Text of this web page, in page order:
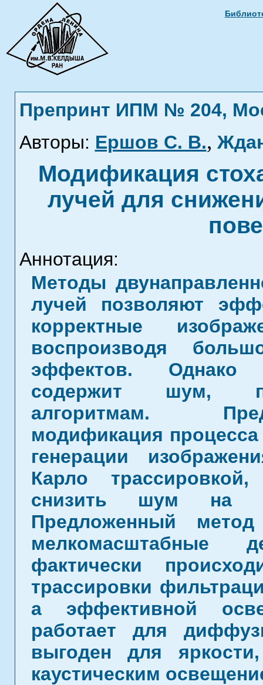
Препринт ИПМ № 204,
Авторы: Ершов С. В.,
Модификация
лучей для
Аннотация:
Методы
лучей позволяют
корректные
воспроизводя
эффектов. Однако
содержит шум,
алгоритмам.
модификация процесса
генерации
Карло
снизить шум на
Предложенный
мелкомасштабные
фактически
трассировки
а эффективной
работает для
выгоден для
каустическим